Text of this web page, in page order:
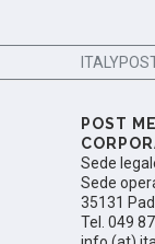
POST
Sede
Sede
35131
Tel. 049